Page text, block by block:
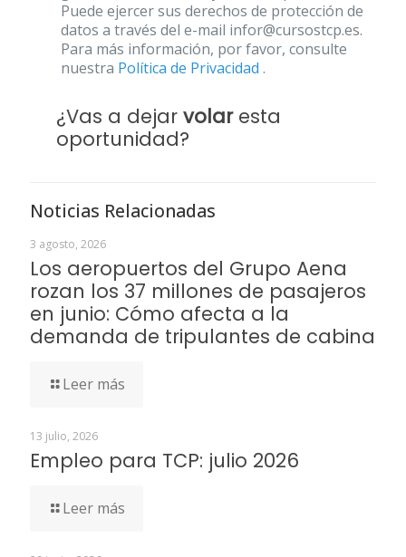
Puede ejercer sus derechos de protección de
datos a través del e-mail infor@cursostcp.es.
Para más información, por favor, consulte
nuestra Política de Privacidad .
¿Vas a dejar volaresta
oportunidad?
Noticias Relacionadas
3 agosto, 2026
Los aeropuertos del Grupo Aena
rozan los 37 millones de pasajeros
en junio: Cómo afecta a la
demanda de tripulantes de cabina
Leer más
13 julio, 2026
Empleo para TCP: julio 2026
Leer más